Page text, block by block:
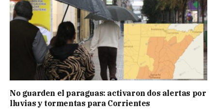
No guarden el paraguas: activaron dos alertas por
lluvias y tormentas para Corrientes